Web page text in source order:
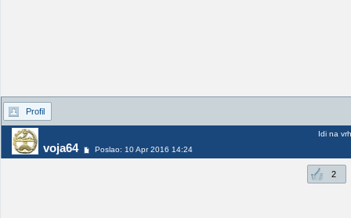
Profil
voja64 Poslao: 10 Apr 2016 14:24
Idi na vrh
2